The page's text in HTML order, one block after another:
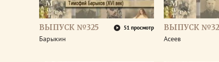
ВЫПУСК №325 51 просмотр
Барыкин
ВЫПУСК
Асеев